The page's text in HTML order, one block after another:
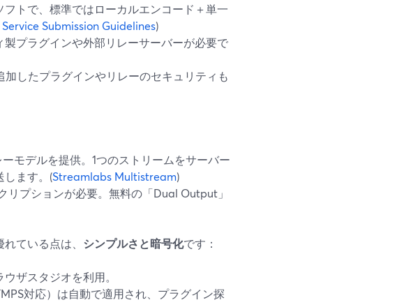
トで、標準ではローカルエンコード＋単一
Service Submission Guidelines)
プラグインや外部リレーサーバーが必要で
したプラグインやリレーのセキュリティも
モデルを提供。1つのストリームをサーバー
します。(Streamlabs Multistream)
プションが必要。無料の「Dual Output」
ている点は、 シンプルさと暗号化です：
ザスタジオを利用。
対応）は自動で適用され、プラグイン探